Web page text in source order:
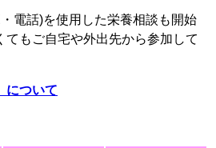
電話)を使用した栄養相談も開始
てもご自宅や外出先から参加して
について